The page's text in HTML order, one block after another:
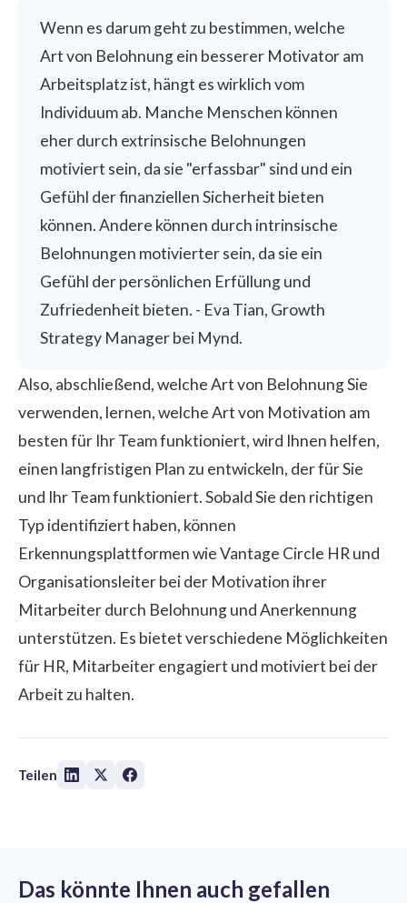
Wenn es darum geht zu bestimmen, welche
Art von Belohnung ein besserer Motivator am
Arbeitsplatz ist, hängt es wirklich vom
Individuum ab. Manche Menschen können
eher durch extrinsische Belohnungen
motiviert sein, da sie "erfassbar" sind und ein
Gefühl der finanziellen Sicherheit bieten
können. Andere können durch intrinsische
Belohnungen motivierter sein, da sie ein
Gefühl der persönlichen Erfüllung und
Zufriedenheit bieten. - Eva Tian, Growth
Strategy Manager bei Mynd.
Also, abschließend, welche Art von Belohnung Sie
verwenden, lernen, welche Art von Motivation am
besten für Ihr Team funktioniert, wird Ihnen helfen,
einen langfristigen Plan zu entwickeln, der für Sie
und Ihr Team funktioniert. Sobald Sie den richtigen
Typ identifiziert haben, können
Erkennungsplattformen wie Vantage Circle HR und
Organisationsleiter bei der Motivation ihrer
Mitarbeiter durch Belohnung und Anerkennung
unterstützen. Es bietet verschiedene Möglichkeiten
für HR, Mitarbeiter engagiert und motiviert bei der
Arbeit zu halten.
Teilen
Das könnte Ihnen auch gefallen